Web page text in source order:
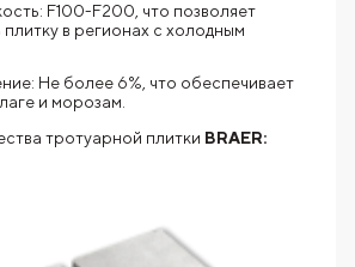
F100-F200, что позволяет
плитку в регионах с холодным
Не более 6%, что обеспечивает
и морозам.
тротуарной плитки BRAER: